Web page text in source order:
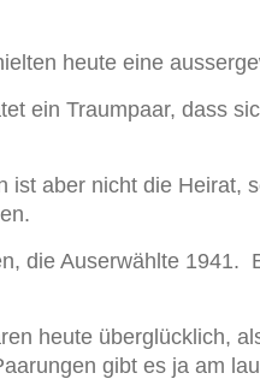
heute eine
ein Traumpaar, dass
ist aber nicht die Heirat,
die Auserwählte 1941.
heute überglücklich,
gibt es ja am